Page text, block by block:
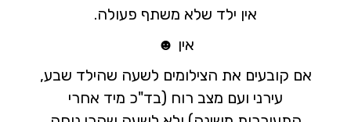
אין ילד שלא משתף פעולה.
אין ☻
אם קובעים את הצילומים לשעה שהילד שבע,
עירני ועם מצב רוח (בד"כ מיד אחרי